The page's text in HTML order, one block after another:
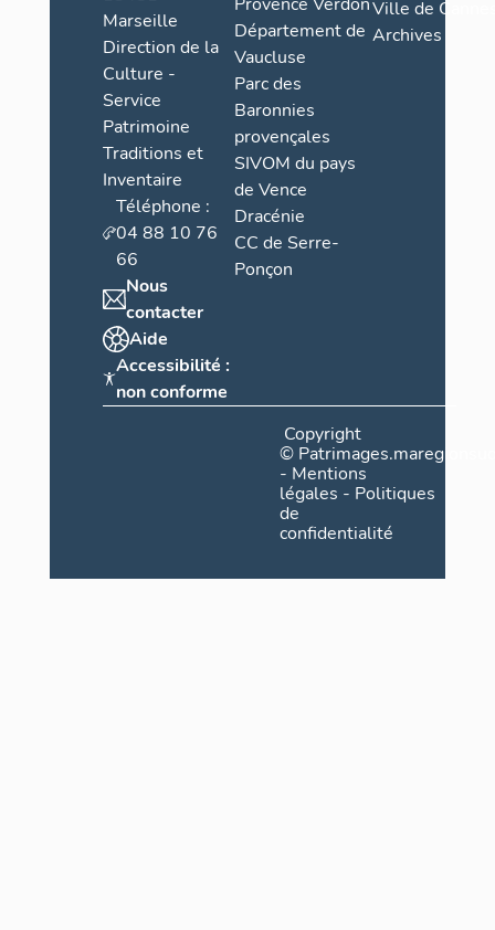
Marseille
Direction de la
Culture -
Service
Patrimoine
Traditions et
Inventaire
Téléphone :
04 88 10 76
66
Nous
contacter
Aide
Accessibilité :
non conforme
Département de
Vaucluse
Parc des
Baronnies
provençales
SIVOM du pays
de Vence
Dracénie
CC de Serre-
Ponçon
Ville de
Archives
Copyright
©
- Mentions
légales - Politiques
de
confidentialité